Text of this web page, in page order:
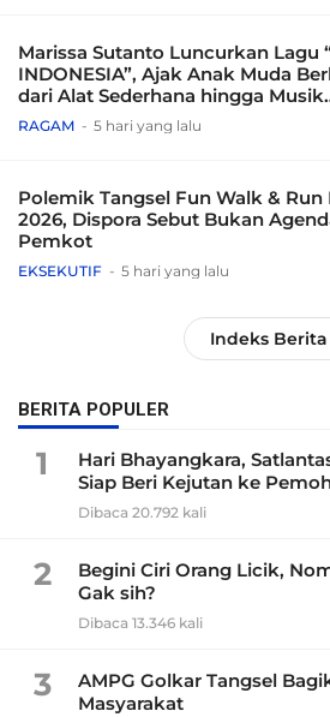
Marissa Sutanto Luncurkan Lagu
INDONESIA”, Ajak Anak Muda
dari Alat Sederhana hingga Musik
Tradisional
RAGAM 5 hari yang lalu
Polemik Tangsel Fun Walk & Run
2026, Dispora Sebut Bukan
Pemkot
EKSEKUTIF 5 hari yang lalu
Indeks Berita
BERITA POPULER
1
Hari Bhayangkara,
Siap Beri Kejutan ke
Dibaca 20.792 kali
2
Begini Ciri Orang Licik,
Gak sih?
Dibaca 13.346 kali
3
AMPG Golkar Tangsel
Masyarakat